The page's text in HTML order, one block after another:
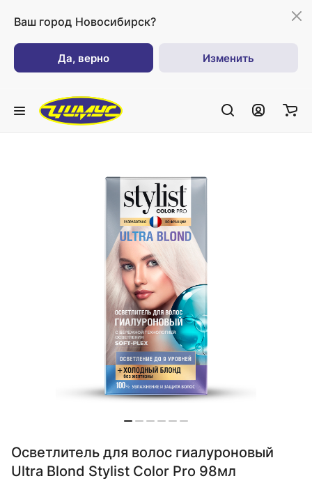
Ваш город Новосибирск?
Да, верно Изменить
Осветлитель для волос гиалуроновый
Ultra Blond Stylist Color Pro 98мл